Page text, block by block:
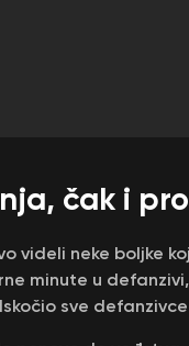
čak i
videli neke boljke
minute u
sve